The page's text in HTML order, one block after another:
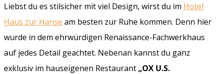
Liebst du es stilsicher mit viel Design, wirst du im Hotel
Haus zur Hanse am besten zur Ruhe kommen. Denn hier
wurde in dem ehrwürdigen Renaissance-Fachwerkhaus
auf jedes Detail geachtet. Nebenan kannst du ganz
exklusiv im hauseigenen Restaurant „OX U.S.